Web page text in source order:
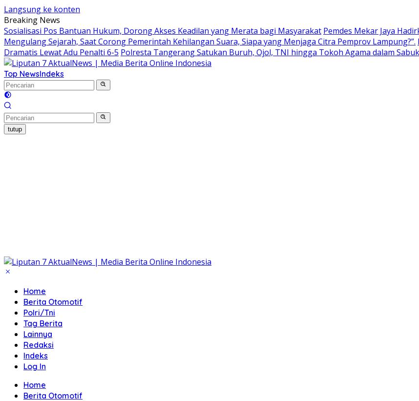
Langsung ke konten
Breaking News
Sosialisasi Pos Bantuan Hukum, Dorong Akses Keadilan yang Merata bagi Masyarakat Pemdes Mekar Jaya
Mengulang Sejarah, Saat Corong Pemerintah Kehilangan Suara, Siapa yang Menjaga Citra Pemprov Lampung?”.
Dramatis Lewat Adu Penalti 6-5 Polresta Tangerang Satukan Buruh, Ojol, TNI hingga Tokoh Agama dalam
Top NewsIndeks
tutup
Home
Berita Otomotif
Polri/Tni
Tag Berita
Lainnya
Redaksi
Indeks
Log In
Home
Berita Otomotif